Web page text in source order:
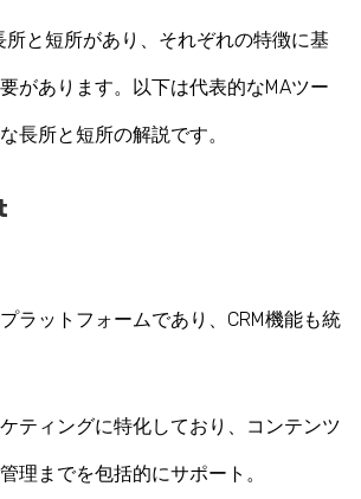
所と短所があり、それぞれの特徴に基
があります。以下は代表的なMAツー
長所と短所の解説です。
ラットフォームであり、CRM機能も統
ティングに特化しており、コンテンツ
理までを包括的にサポート。